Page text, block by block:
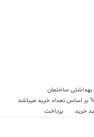
بهداشتی ساختمان
خرید پرداخت